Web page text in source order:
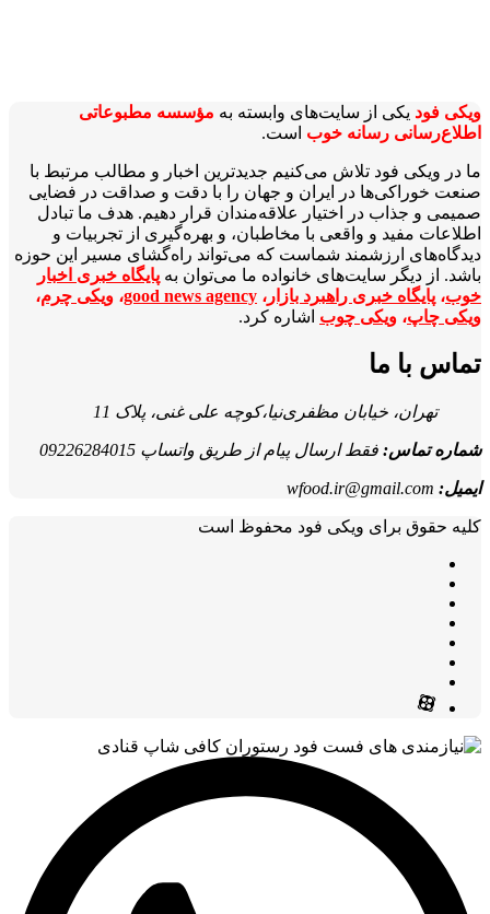
ویکی‌ فود یکی از سایت‌های وابسته به مؤسسه مطبوعاتی
اطلاع‌رسانی رسانه خوب است.
ما در ویکی‌ فود تلاش می‌کنیم جدیدترین اخبار و مطالب مرتبط با
صنعت خوراکی‌ها در ایران و جهان را با دقت و صداقت در فضایی
صمیمی و جذاب در اختیار علاقه‌مندان قرار دهیم. هدف ما تبادل
اطلاعات مفید و واقعی با مخاطبان، و بهره‌گیری از تجربیات و
دیدگاه‌های ارزشمند شماست که می‌تواند راه‌گشای مسیر این حوزه
باشد. از دیگر سایت‌های خانواده ما می‌توان به پایگاه خبری اخبار
خوب، پایگاه خبری راهبرد بازار ، good news agency، ویکی چرم،
ویکی چاپ، ویکی چوب اشاره کرد.
تماس با ما
تهران، خیابان مظفری‌نیا،کوچه علی غنی، پلاک 11
شماره تماس: فقط ارسال پیام از طریق واتساپ 09226284015
ایمیل: wfood.ir@gmail.com
کلیه حقوق برای ویکی فود محفوظ است